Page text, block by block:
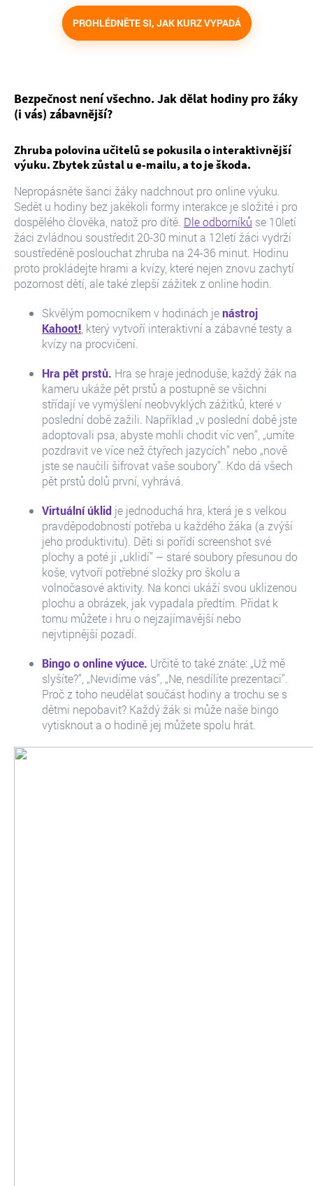
PROHLÉDNĚTE SI, JAK KURZ VYPADÁ
Bezpečnost není všechno. Jak dělat hodiny pro žáky
(i vás) zábavnější?
Zhruba polovina učitelů se pokusila o interaktivnější
výuku. Zbytek zůstal u e-mailu, a to je škoda.
Nepropásněte šanci žáky nadchnout pro online výuku.
Sedět u hodiny bez jakékoli formy interakce je složité i pro
dospělého člověka, natož pro dítě. Dle odborníků se 10letí
žáci zvládnou soustředit 20-30 minut a 12letí žáci vydrží
soustředěně poslouchat zhruba na 24-36 minut. Hodinu
proto prokládejte hrami a kvízy, které nejen znovu zachytí
pozornost dětí, ale také zlepší zážitek z online hodin.
Skvělým pomocníkem v hodinách jenástroj
Kahoot! , který vytvoří interaktivní a zábavné testy a
kvízy na procvičení.
Hra pět prstů. Hra se hraje jednoduše, každý žák na
kameru ukáže pět prstů a postupně se všichni
střídají ve vymýšlení neobvyklých zážitků, které v
poslední době zažili. Například „v poslední době jste
adoptovali psa, abyste mohli chodit víc ven”, „umíte
pozdravit ve více než čtyřech jazycích” nebo „nově
jste se naučili šifrovat vaše soubory”. Kdo dá všech
pět prstů dolů první, vyhrává.
Virtuální úklid je jednoduchá hra, která je s velkou
pravděpodobností potřeba u každého žáka (a zvýší
jeho produktivitu). Děti si pořídí screenshot své
plochy a poté ji „uklidí” – staré soubory přesunou do
koše, vytvoří potřebné složky pro školu a
volnočasové aktivity. Na konci ukáží svou uklizenou
plochu a obrázek, jak vypadala předtím. Přidat k
tomu můžete i hru o nejzajímavější nebo
nejvtipnější pozadí.
Bingo o online výuce. Určitě to také znáte: „Už mě
slyšíte?”, „Nevidíme vás”, „Ne, nesdílíte prezentaci”.
Proč z toho neudělat součást hodiny a trochu se s
dětmi nepobavit? Každý žák si může naše bingo
vytisknout a o hodině jej můžete spolu hrát.